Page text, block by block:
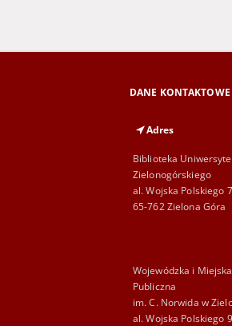
DANE KONTAKTOWE
Adres
Biblioteka
Zielonogórskiego
al. Wojska Polskiego
65-762 Zielona Góra
Wojewódzka i
Publiczna
im. C. Norwida w
al. Wojska Polskiego 9